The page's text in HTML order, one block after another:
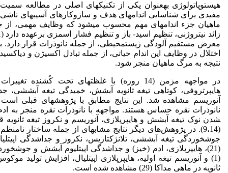
هیستوپاتولوژی به­عنوان یکی از تکنیک­های اصلی در مطالعه سمیت
ماهیان جزء اندام­­های مهم محسوب می­شود که وظایف مهمی، از
معرض مستقیم آلودگی زیست­محیطی، از جمله نانوذرات قرار دارد.
اختلال در وظایف این اندام حیاتی، از جمله تبادل اکسیژن و
نتیجه به مرگ ماهیان منجر شود.
در مواجهه مزمن (14 روزه) با غلظت­های تحت
هایپرتروفی، کوتاهی تیغه ثانویه آبشش، خمیدگی تیغه آبششی،
آنوریسم مشاهده شد. این نتایج مطابق با پژوهش­های قبلی
شدن نوک تیغه آبشش و هایپرپلازی، آنوریسم و نکروز تیغه ثانویه
(9،14). در پژوهش‌های دیگر نتایج مشابه­ای از جمله ساختار
جوش­خوردگی تیغه آبششی، تلانژکتازیس، نکروز و جداشدگی
(21)، هایپرپلازی، ادم (خیز) و جداشدگی اپیتلیوم آبشش و
(1) و آنوریسم تیغه اولیه، هایپرپلازی اپیتلیال، افزایش تولید
ثانویه در ماهی مداکا (29) مشاهده شده است.